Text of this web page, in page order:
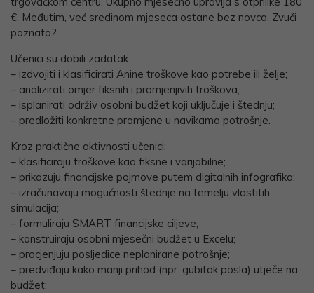
€. Međutim, već sredinom mjeseca ostane bez novca. Zvuči
poznato?
Učenici su dobili zadatak:
– izdvojiti i klasificirati Anine troškove kao potrebe ili želje;
– analizirati omjer fiksnih i promjenjivih troškova;
– isplanirati održiv osobni budžet koji uključuje i štednju;
– predložiti konkretne promjene u navikama potrošnje.
Kroz praktične aktivnosti učenici:
– klasificiraju troškove kao fiksne i varijabilne;
– prikazuju financijske pojmove putem digitalnih infografika;
– izračunavaju mogućnosti štednje na temelju vlastitih
simulacija;
– formuliraju SMART financijske ciljeve;
– konstruiraju osobni mjesečni budžet u Excelu;
– procjenjuju posljedice neplanirane potrošnje;
– predviđaju kako manji prihod (npr. gubitak posla) utječe na
budžet;